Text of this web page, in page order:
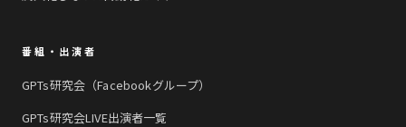
番組・出演者
GPTs研究会（Facebookグループ）
GPTs研究会LIVE出演者一覧